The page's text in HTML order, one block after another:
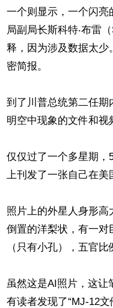
一个则显示，一个闪亮
局副局长斯科特‧布雷
释，因为涉及数据太
密简报。
到了川普总统第二任期
明空中现象的文件和视
仅仅过了一个多星期，
上刊发了一张自己在美
照片上的外星人身形
倒置的洋梨状，有一
（只有小孔），五官
虽然这是AI照片，这让
有读者发现了“MJ-12